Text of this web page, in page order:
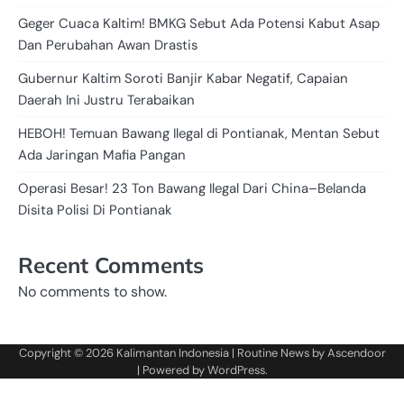
Geger Cuaca Kaltim! BMKG Sebut Ada Potensi Kabut Asap
Dan Perubahan Awan Drastis
Gubernur Kaltim Soroti Banjir Kabar Negatif, Capaian
Daerah Ini Justru Terabaikan
HEBOH! Temuan Bawang Ilegal di Pontianak, Mentan Sebut
Ada Jaringan Mafia Pangan
Operasi Besar! 23 Ton Bawang Ilegal Dari China–Belanda
Disita Polisi Di Pontianak
Recent Comments
No comments to show.
Copyright © 2026 Kalimantan Indonesia| Routine News byAscendoor
| Powered byWordPress.